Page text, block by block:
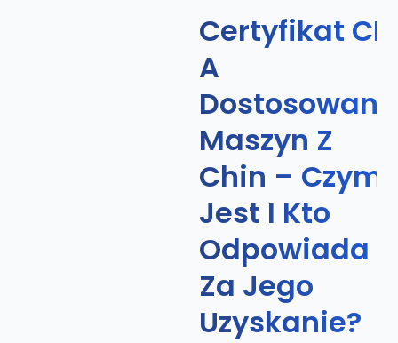
Certyfikat CE
A
Maszyn Z
Chin – Czym
Jest I Kto
Odpowiada
Za Jego
Uzyskanie?